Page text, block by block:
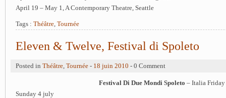
April 19 – May 1, A Contemporary Theatre, Seattle
Tags : Théâtre Tournée
Eleven & Twelve, Festival di Spoleto
Posted in Théâtre Tournée - 18 juin 2010 - 0 Comment
Festival Di Due Mondi Spoleto – Italia
Sunday 4 july